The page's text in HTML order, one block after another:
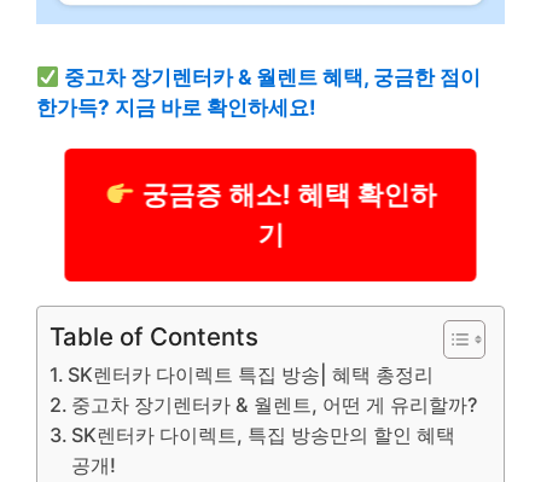
중고차 장기렌터카 & 월렌트 혜택, 궁금한 점이
한가득? 지금 바로 확인하세요!
궁금증 해소! 혜택 확인하
기
Table of Contents
SK렌터카 다이렉트 특집 방송| 혜택 총정리
중고차 장기렌터카 & 월렌트, 어떤 게 유리할까?
SK렌터카 다이렉트, 특집 방송만의 할인 혜택
공개!